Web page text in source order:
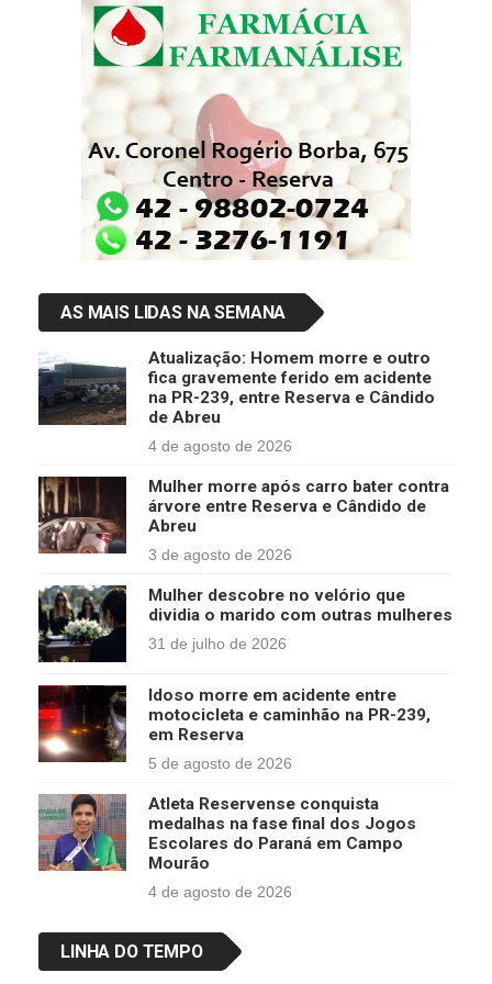
AS MAIS LIDAS NA SEMANA
Atualização: Homem morre e outro
fica gravemente ferido em acidente
na PR-239, entre Reserva e Cândido
de Abreu
4 de agosto de 2026
Mulher morre após carro bater contra
árvore entre Reserva e Cândido de
Abreu
3 de agosto de 2026
Mulher descobre no velório que
dividia o marido com outras mulheres
31 de julho de 2026
Idoso morre em acidente entre
motocicleta e caminhão na PR-239,
em Reserva
5 de agosto de 2026
Atleta Reservense conquista
medalhas na fase final dos Jogos
Escolares do Paraná em Campo
Mourão
4 de agosto de 2026
LINHA DO TEMPO